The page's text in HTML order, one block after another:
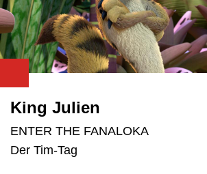
King Julien
ENTER THE FANALOKA
Der Tim-Tag